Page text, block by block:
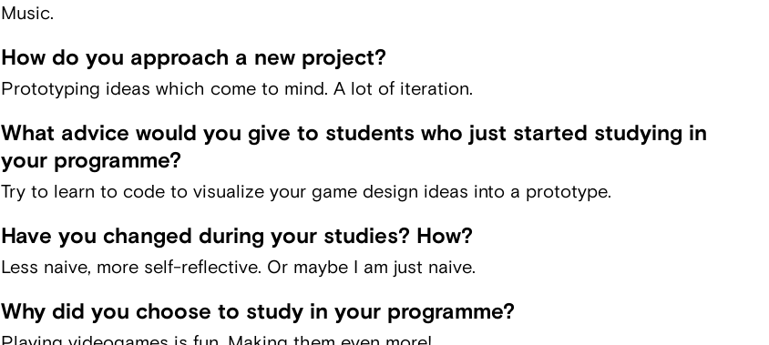
Music.
How do you approach a new project?
Prototyping ideas which come to mind. A lot of iteration.
What advice would you give to students who just started studying in
your programme?
Try to learn to code to visualize your game design ideas into a prototype.
Have you changed during your studies? How?
Less naive, more self-reflective. Or maybe I am just naive.
Why did you choose to study in your programme?